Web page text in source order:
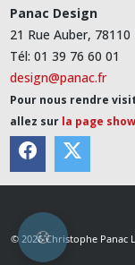
Panac Design
21 Rue Auber,
Tél: 01 39 76 60 01
design@panac.fr
Pour nous rendre
allez sur la page
© 2026 Christophe Panac